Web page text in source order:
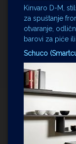
Kinvaro D-M,
za spuštanje
otvaranje,
barovi za piće
Schuco